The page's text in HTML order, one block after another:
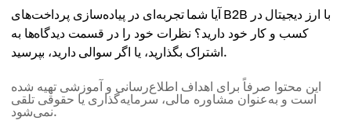
آیا شما تجربه‌ای در پیاده‌سازی پرداخت‌های B2B با ارز دیجیتال در
کسب و کار خود دارید؟ نظرات خود را در قسمت دیدگاه‌ها به
اشتراک بگذارید، یا اگر سوالی دارید، بپرسید.
این محتوا صرفاً برای اهداف اطلاع‌رسانی و آموزشی تهیه شده
است و به‌عنوان مشاوره مالی، سرمایه‌گذاری یا حقوقی تلقی
نمی‌شود.